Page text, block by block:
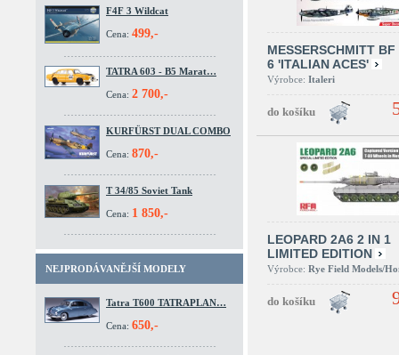
F4F 3 Wildcat
Cena: 499,-
TATRA 603 - B5 Marat…
Cena: 2 700,-
KURFÜRST DUAL COMBO
Cena: 870,-
T 34/85 Soviet Tank
Cena: 1 850,-
NEJPRODÁVANĚJŠÍ MODELY
Tatra T600 TATRAPLAN…
Cena: 650,-
MESSERSCHMITT
6 'ITALIAN ACES'
Výrobce: Italeri
LEOPARD 2A6 2 IN 1
LIMITED EDITION
Výrobce: Rye Field Models/